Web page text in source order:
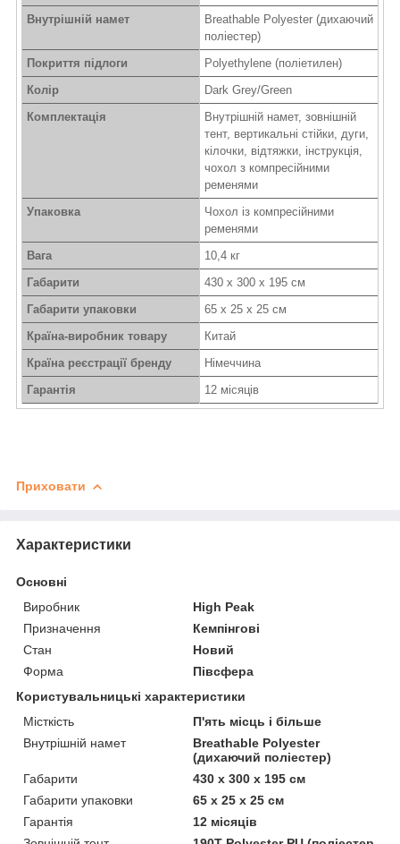
Внутрішній намет
Breathable Polyester (дихаючий
поліестер)
Покриття підлоги
Polyethylene (поліетилен)
Колір
Dark Grey/Green
Комплектація
Внутрішній намет, зовнішній
тент, вертикальні стійки, дуги,
кілочки, відтяжки, інструкція,
чохол з компресійними
ременями
Упаковка
Чохол із компресійними
ременями
Вага
10,4 кг
Габарити
430 х 300 х 195 см
Габарити упаковки
65 х 25 х 25 см
Країна-виробник товару
Китай
Країна реєстрації бренду
Німеччина
Гарантія
12 місяців
Приховати
Характеристики
Основні
Виробник
High Peak
Призначення
Кемпінгові
Стан
Новий
Форма
Півсфера
Користувальницькі характеристики
Місткість
П'ять місць і більше
Внутрішній намет
Breathable Polyester
(дихаючий поліестер)
Габарити
430 х 300 х 195 см
Габарити упаковки
65 х 25 х 25 см
Гарантія
12 місяців